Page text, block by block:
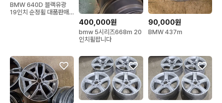
BMW 640D 블랙유광
19인치 순정휠 대품판매
400,000원
bmw 5시리즈668m 20
인치휠팝니다
90,000원
BMW 437m